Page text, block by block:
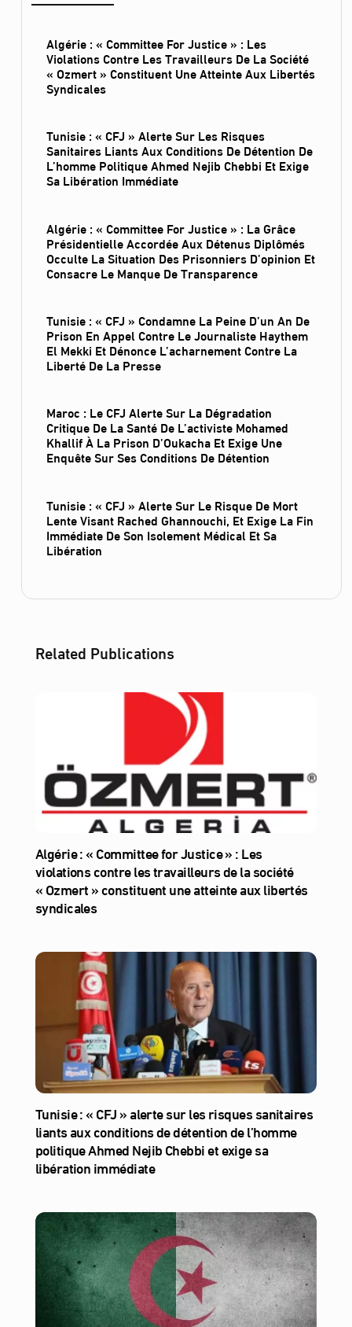
Algérie : « Committee For Justice » : Les
Violations Contre Les Travailleurs De La Société
« Ozmert » Constituent Une Atteinte Aux Libertés
Syndicales
Tunisie : « CFJ » Alerte Sur Les Risques
Sanitaires Liants Aux Conditions De Détention De
L’homme Politique Ahmed Nejib Chebbi Et Exige
Sa Libération Immédiate
Algérie : « Committee For Justice » : La Grâce
Présidentielle Accordée Aux Détenus Diplômés
Occulte La Situation Des Prisonniers D’opinion Et
Consacre Le Manque De Transparence
Tunisie : « CFJ » Condamne La Peine D’un An De
Prison En Appel Contre Le Journaliste Haythem
El Mekki Et Dénonce L’acharnement Contre La
Liberté De La Presse
Maroc : Le CFJ Alerte Sur La Dégradation
Critique De La Santé De L’activiste Mohamed
Khallif À La Prison D’Oukacha Et Exige Une
Enquête Sur Ses Conditions De Détention
Tunisie : « CFJ » Alerte Sur Le Risque De Mort
Lente Visant Rached Ghannouchi, Et Exige La Fin
Immédiate De Son Isolement Médical Et Sa
Libération
Related Publications
Algérie : « Committee for Justice » : Les
violations contre les travailleurs de la société
« Ozmert » constituent une atteinte aux libertés
syndicales
Tunisie : « CFJ » alerte sur les risques sanitaires
liants aux conditions de détention de l’homme
politique Ahmed Nejib Chebbi et exige sa
libération immédiate